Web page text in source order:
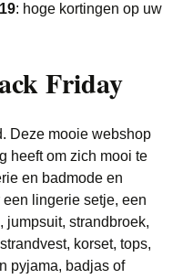
: hoge kortingen op uw
Friday
Deze mooie webshop
heeft om zich mooi te
en badmode en
lingerie setje, een
jumpsuit, strandbroek,
korset, tops,
pyjama, badjas of